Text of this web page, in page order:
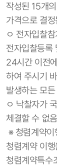
작성된 15개
가격으로 결
ㅇ 전자입찰
전자입찰등록
24시간 이전
하여 주시기
발생하는 모
ㅇ 낙찰자가
체결할 수 없음
※ 청렴계약
청렴계약 이
청렴계약특수